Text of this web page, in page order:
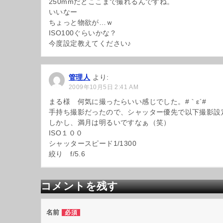
250mmだとここまで撮れるんですね。
いいなー
ちょっと物欲が…ｗ
ISO100ぐらいかな？
今度設定教えてください♪
管理人 より:
2009年10月5日 2:41 AM
まる様 何気に撮ったらいい感じでした。#｀ε´#ゞ
手持ち撮影だったので、シャッター優先で以下撮影設
しかし、満月は明るいですなぁ（笑）
ISO１００
シャッタースピード1/1300
絞り f/5.6
コメントを残す
名前 必須